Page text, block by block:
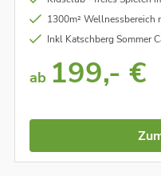
1300m² Wellnessbereich mit
Inkl Katschberg Sommer Card mit vielen gratis Leistungen wie zb Tägliche Nutzung der
ab 199,- €